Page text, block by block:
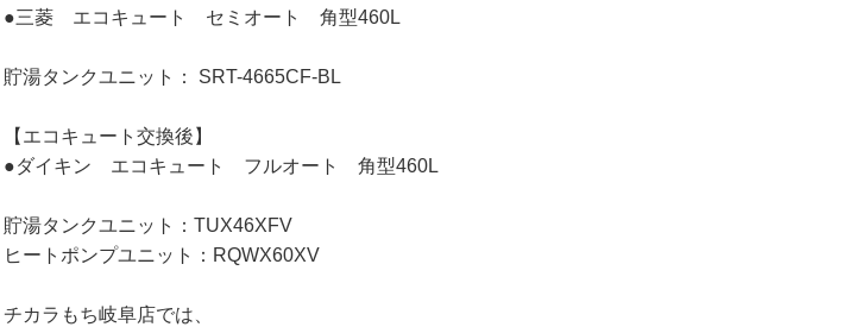
●三菱 エコキュート セミオート 角型460L
貯湯タンクユニット： SRT-4665CF-BL
【エコキュート交換後】
●ダイキン エコキュート フルオート 角型460L
貯湯タンクユニット：TUX46XFV
ヒートポンプユニット：RQWX60XV
チカラもち岐阜店では、